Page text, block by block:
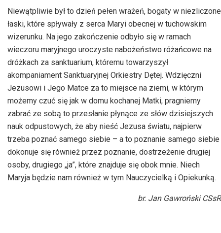
Niewątpliwie był to dzień pełen wrażeń, bogaty w niezliczone
łaski, które spływały z serca Maryi obecnej w tuchowskim
wizerunku. Na jego zakończenie odbyło się w ramach
wieczoru maryjnego uroczyste nabożeństwo różańcowe na
dróżkach za sanktuarium, któremu towarzyszył
akompaniament Sanktuaryjnej Orkiestry Dętej. Wdzięczni
Jezusowi i Jego Matce za to miejsce na ziemi, w którym
możemy czuć się jak w domu kochanej Matki, pragniemy
zabrać ze sobą to przesłanie płynące ze słów dzisiejszych
nauk odpustowych, że aby nieść Jezusa światu, najpierw
trzeba poznać samego siebie – a to poznanie samego siebie
dokonuje się również przez poznanie, dostrzeżenie drugiej
osoby, drugiego „ja”, które znajduje się obok mnie. Niech
Maryja będzie nam również w tym Nauczycielką i Opiekunką.
br. Jan Gawroński CSsR